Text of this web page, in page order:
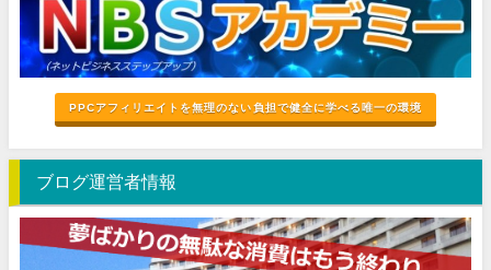
PPCアフィリエイトを無理のない負担で健全に学べる唯一の環境
ブログ運営者情報